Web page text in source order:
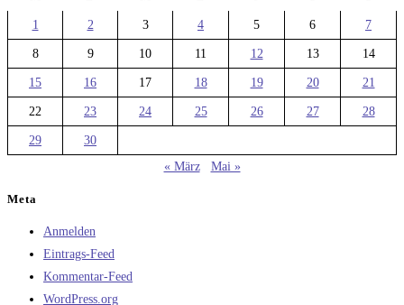
1 2 3 4 5 6 7
8 9 10 11 12 13 14
15 16 17 18 19 20 21
22 23 24 25 26 27 28
29
30
« März
Mai »
Meta
Anmelden
Eintrags-Feed
Kommentar-Feed
WordPress.org